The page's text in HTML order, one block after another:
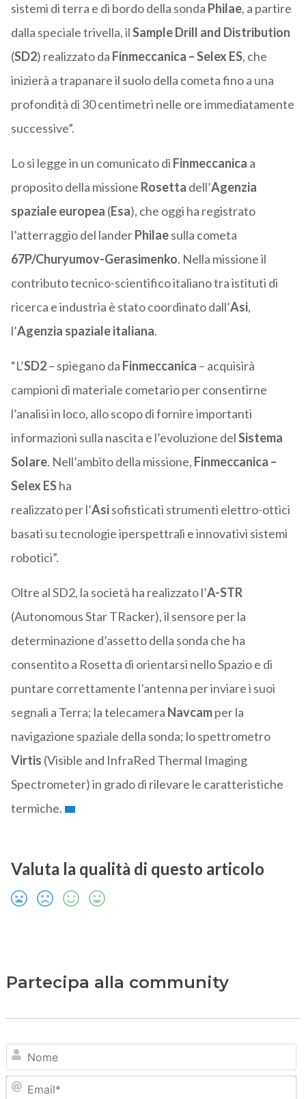
sistemi di terra e di bordo della sonda Philae, a partire
dalla speciale trivella, ilSample Drill and Distribution
(SD2) realizzato da Finmeccanica – Selex ES, che
inizierà a trapanare il suolo della cometa fino a una
profondità di 30 centimetri nelle ore immediatamente
successive”.
Lo si legge in un comunicato di Finmeccanica a
proposito della missione Rosetta dell’Agenzia
spaziale europea (Esa), che oggi ha registrato
l’atterraggio del landerPhilaesulla cometa
67P/Churyumov-Gerasimenko. Nella missione il
contributo tecnico-scientifico italiano tra istituti di
ricerca e industria è stato coordinato dall’Asi,
l’Agenzia spaziale italiana.
“L’SD2– spiegano da Finmeccanica – acquisirà
campioni di materiale cometario per consentirne
l’analisi in loco, allo scopo di fornire importanti
informazioni sulla nascita e l’evoluzione delSistema
Solare. Nell’ambito della missione, Finmeccanica –
Selex ESha
realizzato per l’Asisofisticati strumenti elettro-ottici
basati su tecnologie iperspettrali e innovativi sistemi
robotici”.
Oltre al SD2, la società ha realizzato l’A-STR
(Autonomous Star TRacker), il sensore per la
determinazione d’assetto della sonda che ha
consentito a Rosetta di orientarsi nello Spazio e di
puntare correttamente l’antenna per inviare i suoi
segnali a Terra; la telecamera Navcamper la
navigazione spaziale della sonda; lo spettrometro
Virtis (Visible and InfraRed Thermal Imaging
Spectrometer) in grado di rilevare le caratteristiche
termiche.
Valuta la qualità di questo articolo
Partecipa alla community